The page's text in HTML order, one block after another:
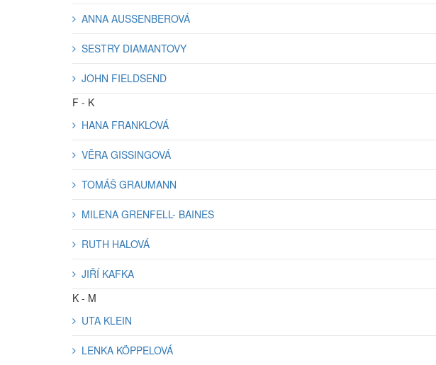
ANNA AUSSENBEROVÁ
SESTRY DIAMANTOVY
JOHN FIELDSEND
F - K
HANA FRANKLOVÁ
VĚRA GISSINGOVÁ
TOMÁŠ GRAUMANN
MILENA GRENFELL- BAINES
RUTH HALOVÁ
JIŘÍ KAFKA
K - M
UTA KLEIN
LENKA KÖPPELOVÁ